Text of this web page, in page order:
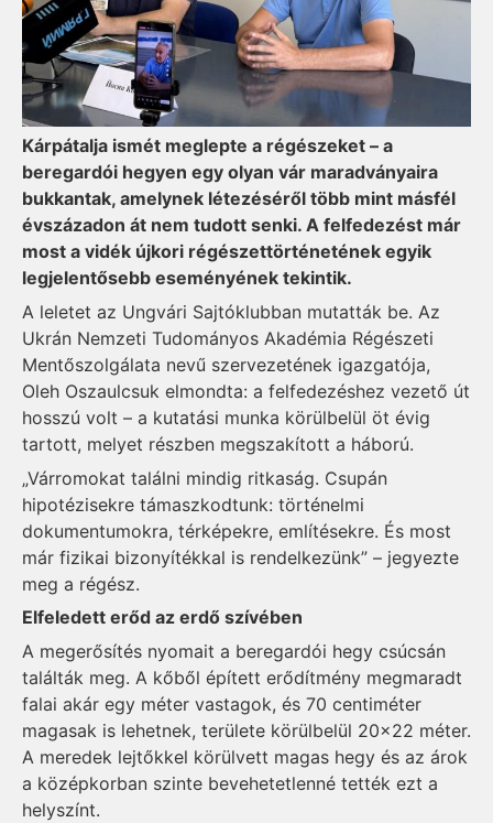
Kárpátalja ismét meglepte a régészeket – a
beregardói hegyen egy olyan vár maradványaira
bukkantak, amelynek létezéséről több mint másfél
évszázadon át nem tudott senki. A felfedezést már
most a vidék újkori régészettörténetének egyik
legjelentősebb eseményének tekintik.
A leletet az Ungvári Sajtóklubban mutatták be. Az
Ukrán Nemzeti Tudományos Akadémia Régészeti
Mentőszolgálata nevű szervezetének igazgatója,
Oleh Oszaulcsuk elmondta: a felfedezéshez vezető út
hosszú volt – a kutatási munka körülbelül öt évig
tartott, melyet részben megszakított a háború.
„Várromokat találni mindig ritkaság. Csupán
hipotézisekre támaszkodtunk: történelmi
dokumentumokra, térképekre, említésekre. És most
már fizikai bizonyítékkal is rendelkezünk” – jegyezte
meg a régész.
Elfeledett erőd az erdő szívében
A megerősítés nyomait a beregardói hegy csúcsán
találták meg. A kőből épített erődítmény megmaradt
falai akár egy méter vastagok, és 70 centiméter
magasak is lehetnek, területe körülbelül 20x22 méter.
A meredek lejtőkkel körülvett magas hegy és az árok
a középkorban szinte bevehetetlenné tették ezt a
helyszínt.